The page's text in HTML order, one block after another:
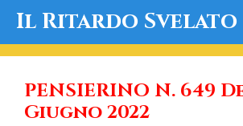
Il Ritardo Svelato
PENSIERINO N. 649
Giugno 2022